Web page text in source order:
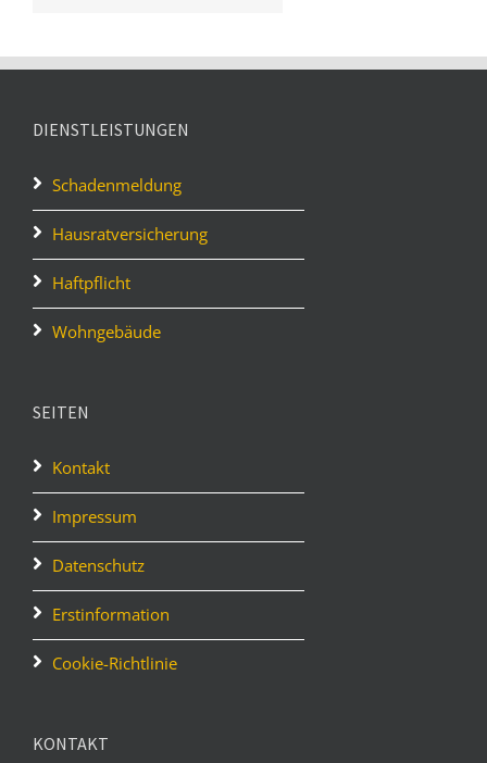
DIENSTLEISTUNGEN
Schadenmeldung
Hausratversicherung
Haftpflicht
Wohngebäude
SEITEN
Kontakt
Impressum
Datenschutz
Erstinformation
Cookie-Richtlinie
KONTAKT